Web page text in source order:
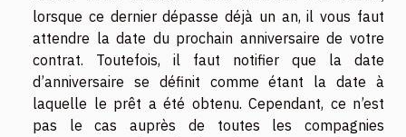
lorsque ce dernier dépasse déjà un an, il vous faut
attendre la date du prochain anniversaire de votre
contrat. Toutefois, il faut notifier que la date
d’anniversaire se définit comme étant la date à
laquelle le prêt a été obtenu. Cependant, ce n’est
pas le cas auprès de toutes les compagnies